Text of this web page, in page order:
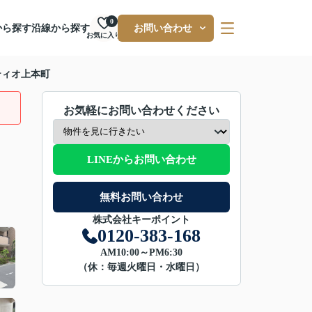
探す沿線から探す
お気に入り
0
お問い合わせ
オ上本町
お気軽にお問い合わせください
LINEからお問い合わせ
無料お問い合わせ
株式会社キーポイント
0120-383-168
AM10:00～PM6:30
（休：毎週火曜日・水曜日）